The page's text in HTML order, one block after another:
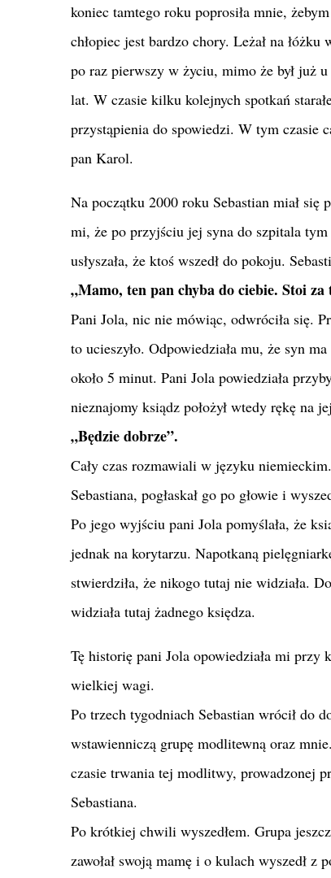
koniec tamtego roku poprosiła mnie,
chłopiec jest bardzo chory. Leżał na
po raz pierwszy w życiu, mimo że był już
lat. W czasie kilku kolejnych spotkań
przystąpienia do spowiedzi. W tym czasie
pan Karol.
Na początku 2000 roku Sebastian miał się
mi, że po przyjściu jej syna do szpitala tym
usłyszała, że ktoś wszedł do pokoju.
„Mamo, ten pan chyba do ciebie. Stoi za
Pani Jola, nic nie mówiąc, odwróciła się.
to ucieszyło. Odpowiedziała mu, że syn
około 5 minut. Pani Jola powiedziała
nieznajomy ksiądz położył wtedy rękę na
„Będzie dobrze”.
Cały czas rozmawiali w języku
Sebastiana, pogłaskał go po głowie i
Po jego wyjściu pani Jola pomyślała, że
jednak na korytarzu. Napotkaną
stwierdziła, że nikogo tutaj nie widziała.
widziała tutaj żadnego księdza.
Tę historię pani Jola opowiedziała mi przy
wielkiej wagi.
Po trzech tygodniach Sebastian wrócił do
wstawienniczą grupę modlitewną oraz
czasie trwania tej modlitwy, prowadzonej
Sebastiana.
Po krótkiej chwili wyszedłem. Grupa
zawołał swoją mamę i o kulach wyszedł